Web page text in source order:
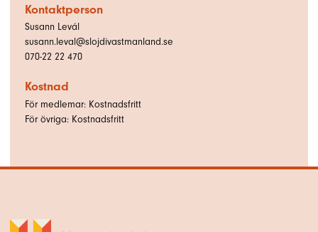
Kontaktperson
Susann Levál
susann.leval@slojdivastmanland.se
070-22 22 470
Kostnad
För medlemar: Kostnadsfritt
För övriga: Kostnadsfritt